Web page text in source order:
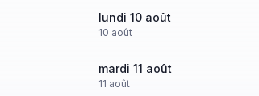
lundi 10 août
10 août
mardi 11 août
11 août